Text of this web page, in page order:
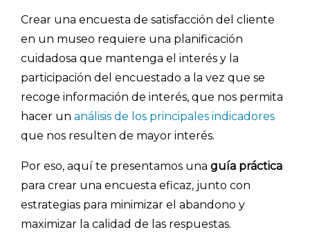
Crear una encuesta de satisfacción del cliente
en un museo requiere una planificación
cuidadosa que mantenga el interés y la
participación del encuestado a la vez que se
recoge información de interés, que nos permita
hacer un análisis de los principales indicadores
que nos resulten de mayor interés.
Por eso, aquí te presentamos una guía práctica
para crear una encuesta eficaz, junto con
estrategias para minimizar el abandono y
maximizar la calidad de las respuestas.